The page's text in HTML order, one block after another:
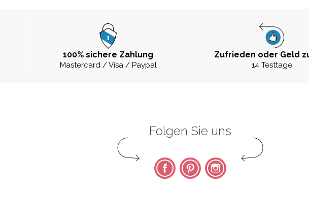
100% sichere Zahlung
Mastercard / Visa / Paypal
Zufrieden oder Geld
14 Testtage
Folgen Sie uns
FacebookPinterest Instagram